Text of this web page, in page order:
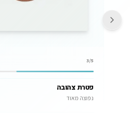
3/5
פטרת צהובה
נפוצה מאוד